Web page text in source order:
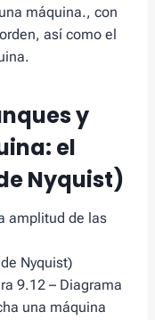
máquina., con
así como el
y
el
Nyquist)
amplitud de las
9.12 – Diagrama
una máquina